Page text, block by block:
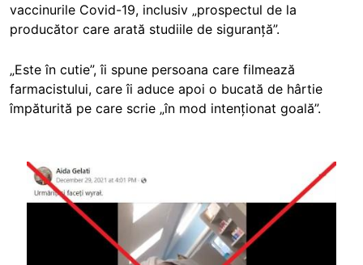
vaccinurile Covid-19, inclusiv „prospectul de la
producător care arată studiile de siguranță”.
„Este în cutie”, îi spune persoana care filmează
farmacistului, care îi aduce apoi o bucată de hârtie
împăturită pe care scrie „în mod intenționat goală”.
Image